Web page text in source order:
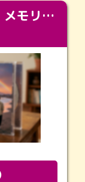
急な依頼にも寄り添う対応。メモリアルコーナーで振り返る大切な日々